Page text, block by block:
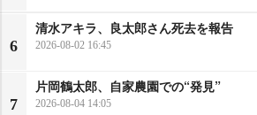
6
清水アキラ、良太郎さん死去を報告
2026-08-02 16:45
7
片岡鶴太郎、自家農園での“発見”
2026-08-04 14:05